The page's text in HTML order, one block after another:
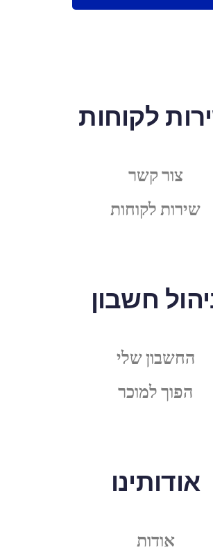
לקוחות
צור קשר
שירות לקוחות
חשבון
החשבון שלי
הפוך למוכר
אודותינו
אודות